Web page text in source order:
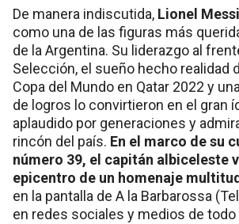
De manera indiscutida, Lionel Messi
como una de las figuras más
de la Argentina. Su liderazgo al
Selección, el sueño hecho realidad
Copa del Mundo en Qatar 2022 y
de logros lo convirtieron en el gran
aplaudido por generaciones y
rincón del país. En el marco de su
número 39, el capitán albiceleste
epicentro de un homenaje
en la pantalla de A la Barbarossa
en redes sociales y medios de todo